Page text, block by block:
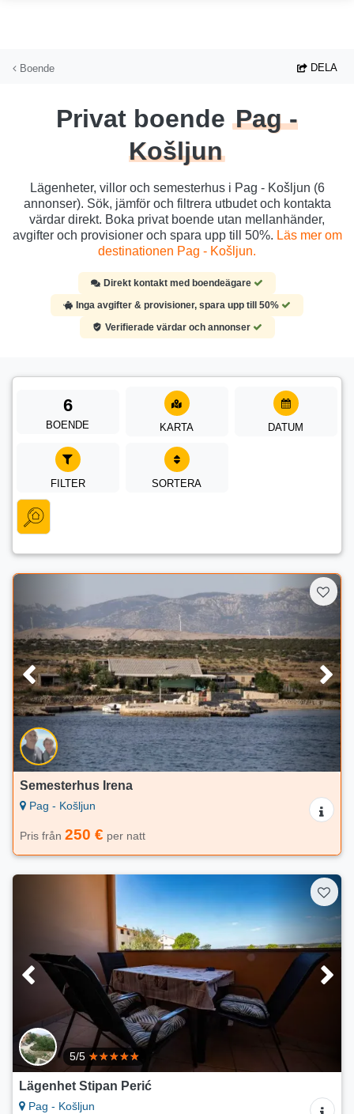
Boende DELA
Privat boendePag -
Košljun
Lägenheter, villor och semesterhus i Pag - Košljun (6
annonser). Sök, jämför och filtrera utbudet och kontakta
värdar direkt. Boka privat boende utan mellanhänder,
avgifter och provisioner och spara upp till 50%. Läs mer om
destinationen Pag - Košljun.
Direkt kontakt med boendeägare
Inga avgifter & provisioner, spara upp till 50%
Verifierade värdar och annonser
6
BOENDE KARTA DATUM
FILTER SORTERA
Semesterhus Irena
Pag - Košljun
Pris från 250 € per natt
5/5
Lägenhet Stipan Perić
Pag - Košljun